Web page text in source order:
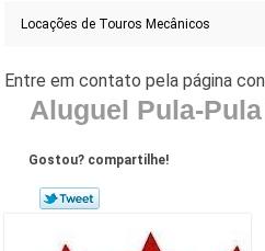
Locações de Touros Mecânicos
Aluguel Pula-
Gostou? compartilhe!